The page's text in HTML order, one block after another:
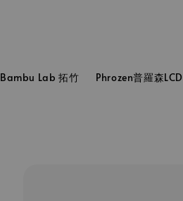
Bambu Lab 拓竹 Phrozen普羅森LCD